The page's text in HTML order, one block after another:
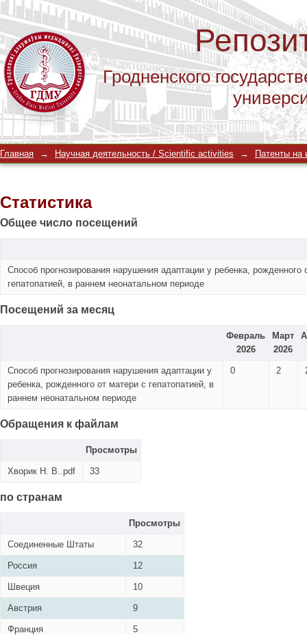
Гродненского
Статистика
Главная → Научная деятельность / Scientific activities → Патенты на
Статистика
Общее число посещений
Способ прогнозирования нарушения адаптации у ребенка, рожденного
гепатопатией, в раннем неонатальном периоде
Посещений за месяц
Февраль
2026
Март
2026
Способ прогнозирования нарушения адаптации у
ребенка, рожденного от матери с гепатопатией, в
раннем неонатальном периоде
0 2
Обращения к файлам
Просмотры
Хворик Н. В..pdf 33
по странам
Просмотры
Соединенные Штаты 32
Россия 12
Швеция 10
Австрия 9
Франция 5